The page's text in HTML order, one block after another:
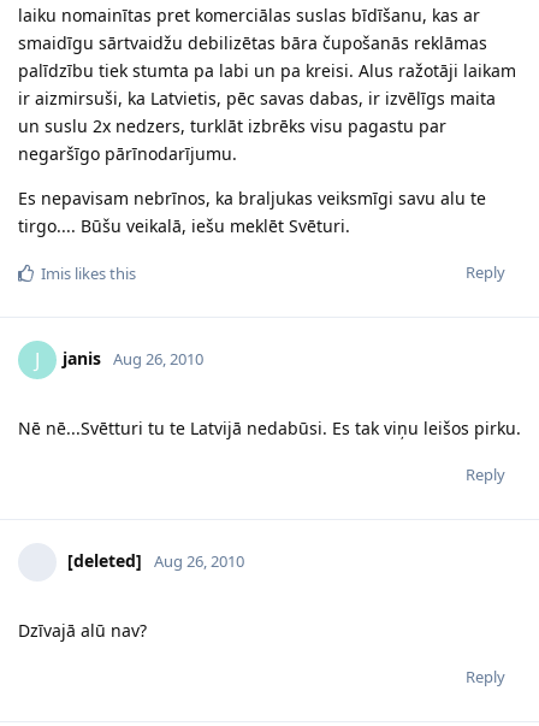
laiku nomainītas pret komerciālas suslas bīdīšanu, kas ar
smaidīgu sārtvaidžu debilizētas bāra čupošanās reklāmas
palīdzību tiek stumta pa labi un pa kreisi. Alus ražotāji laikam
ir aizmirsuši, ka Latvietis, pēc savas dabas, ir izvēlīgs maita
un suslu 2x nedzers, turklāt izbrēks visu pagastu par
negaršīgo pārīnodarījumu.
Es nepavisam nebrīnos, ka braljukas veiksmīgi savu alu te
tirgo.... Būšu veikalā, iešu meklēt Svēturi.
Reply
Imis likes this
J janis Aug 26, 2010
Nē nē...Svētturi tu te Latvijā nedabūsi. Es tak viņu leišos pirku.
Reply
[deleted] Aug 26, 2010
Dzīvajā alū nav?
Reply